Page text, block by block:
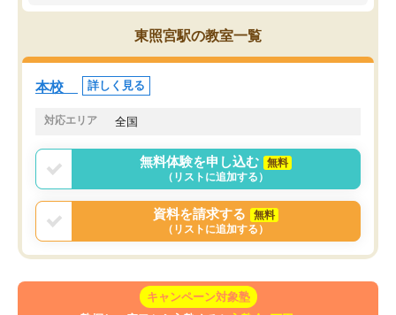
かと思った。
常に効果を実感している
すめできる塾です。
東照宮駅の教室一覧
本校 詳しく見る
対応エリア 全国
無料体験を申し込む
無料
（リストに追加する）
資料を請求する
無料
（リストに追加する）
キャンペーン対象塾